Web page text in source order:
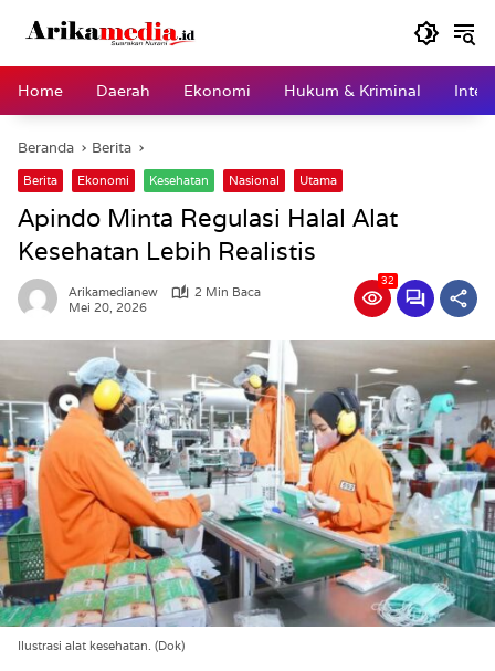
Home
Daerah Ekonomi Hukum & Kriminal
Beranda Berita
Berita Ekonomi Kesehatan Nasional Utama
Apindo Minta Regulasi Halal Alat
Kesehatan Lebih Realistis
Arikamedianew
2 Min Baca
Mei 20, 2026
32
Ilustrasi alat kesehatan. (Dok)